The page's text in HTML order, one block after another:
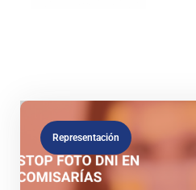
Representación